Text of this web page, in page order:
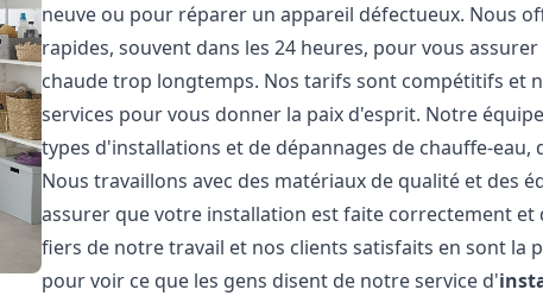
neuve ou pour réparer un appareil défectueux. Nous
rapides, souvent dans les 24 heures, pour vous
chaude trop longtemps. Nos tarifs sont compétitifs et
services pour vous donner la paix d'esprit. Notre
types d'installations et de dépannages de chauffe-eau,
Nous travaillons avec des matériaux de qualité et des
assurer que votre installation est faite correctement
fiers de notre travail et nos clients satisfaits en sont la
pour voir ce que les gens disent de notre service d'